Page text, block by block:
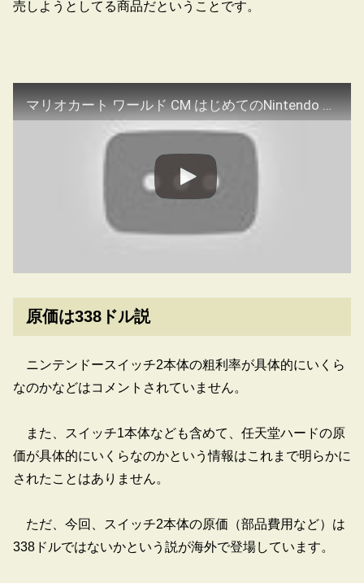
売しようとしてる商品だということです。
マリオカート ワールド CM はじめてのNintendo Switch 2 篇
原価は338ドル説
ニンテンドースイッチ2本体の粗利率が具体的にいくら
なのかなどはコメントされていません。
また、スイッチ1本体なども含めて、任天堂ハードの原
価が具体的にいくらなのかという情報はこれまで明らかに
されたことはありません。
ただ、今回、スイッチ2本体の原価（部品費用など）は
338ドルではないかという説が海外で登場しています。